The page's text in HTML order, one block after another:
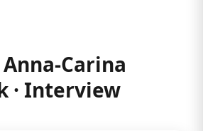
Carina
· Interview